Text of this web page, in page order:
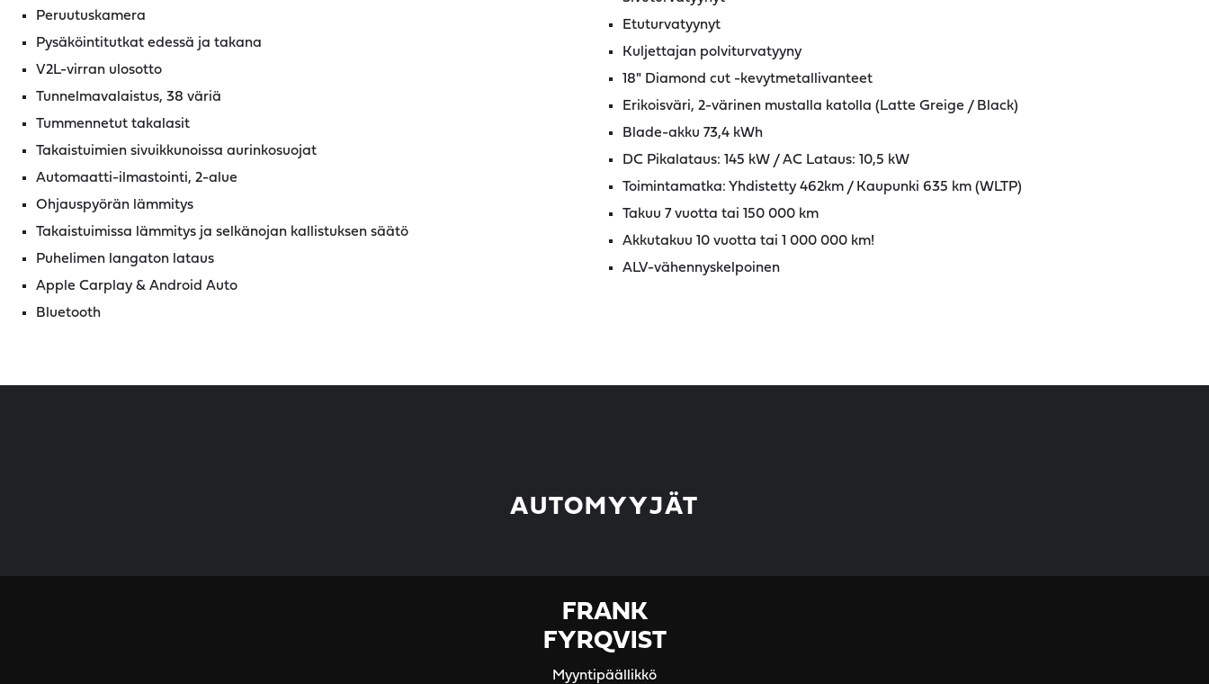
Peruutuskamera
Pysäköintitutkat edessä ja takana
V2L-virran ulosotto
Tunnelmavalaistus, 38 väriä
Tummennetut takalasit
Takaistuimien sivuikkunoissa aurinkosuojat
Automaatti-ilmastointi, 2-alue
Ohjauspyörän lämmitys
Takaistuimissa lämmitys ja selkänojan kallistuksen säätö
Puhelimen langaton lataus
Apple Carplay & Android Auto
Bluetooth
Etuturvatyynyt
Kuljettajan polviturvatyyny
18" Diamond cut -kevytmetallivanteet
Erikoisväri, 2-värinen mustalla katolla (Latte Greige / Black)
Blade-akku 73,4 kWh
DC Pikalataus: 145 kW / AC Lataus: 10,5 kW
Toimintamatka: Yhdistetty 462km / Kaupunki 635 km (WLTP)
Takuu 7 vuotta tai 150 000 km
Akkutakuu 10 vuotta tai 1 000 000 km!
ALV-vähennyskelpoinen
AUTOMYYJÄT
FRANK
FYRQVIST
Myyntipäällikkö